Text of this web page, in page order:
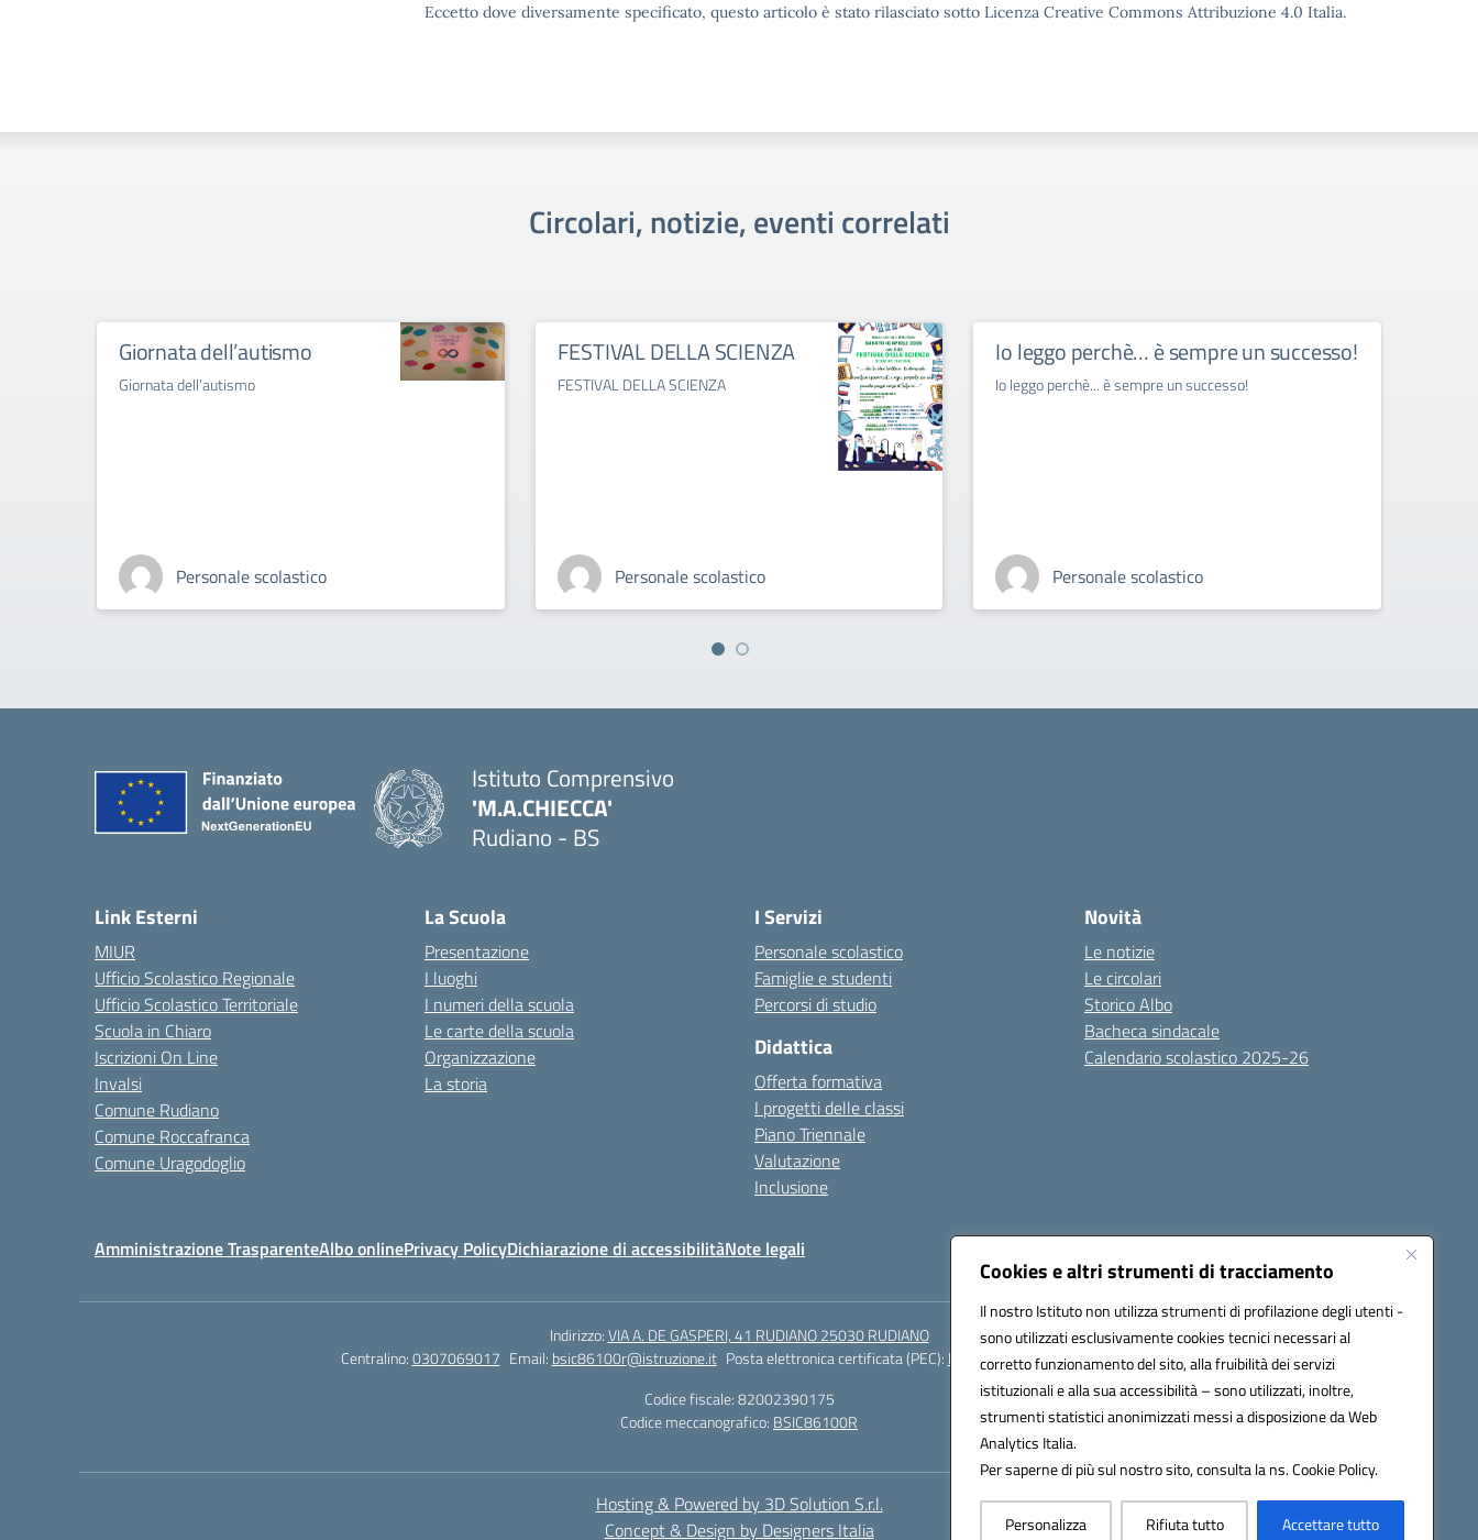
Cookies e altri strumenti di tracciamento
Il nostro Istituto non utilizza strumenti di profilazione degli utenti -
sono utilizzati esclusivamente cookies tecnici necessari al
corretto funzionamento del sito, alla fruibilità dei servizi
istituzionali e alla sua accessibilità – sono utilizzati, inoltre,
strumenti statistici anonimizzati messi a disposizione da Web
Analytics Italia.
Per saperne di più sul nostro sito, consulta la ns. Cookie Policy.
Personalizza Rifiuta tutto Accettare tutto
Eccetto dove diversamente specificato, questo articolo è stato rilasciato sotto Licenza Creative Commons Attribuzione 4.0 Italia.
Circolari, notizie, eventi correlati
Giornata dell’autismo
Giornata dell’autismo
Personale scolastico
FESTIVAL DELLA SCIENZA
FESTIVAL DELLA SCIENZA
Personale scolastico
Io leggo perchè… è sempre un successo!
Io leggo perchè... è sempre un successo!
Personale scolastico
Istituto Comprensivo
'M.A.CHIECCA'
Rudiano - BS
Link Esterni
MIUR
Ufficio Scolastico Regionale
Ufficio Scolastico Territoriale
Scuola in Chiaro
Iscrizioni On Line
Invalsi
Comune Rudiano
Comune Roccafranca
Comune Uragodoglio
La Scuola
Presentazione
I luoghi
I numeri della scuola
Le carte della scuola
Organizzazione
La storia
I Servizi
Personale scolastico
Famiglie e studenti
Percorsi di studio
Didattica
Offerta formativa
I progetti delle classi
Piano Triennale
Valutazione
Inclusione
Novità
Le notizie
Le circolari
Storico Albo
Bacheca sindacale
Calendario scolastico 2025-26
Amministrazione TrasparenteAlbo onlinePrivacy PolicyDichiarazione di accessibilitàNote legali
Indirizzo:VIA A. DE GASPERI, 41 RUDIANO 25030 RUDIANO
Centralino:0307069017 Email: bsic86100r@istruzione.it Posta elettronica certificata (PEC): bsic86100r@pec.istruzione.it
Codice fiscale: 82002390175
Codice meccanografico: BSIC86100R
Hosting & Powered by 3D Solution S.r.l.
Concept & Design by Designers Italia